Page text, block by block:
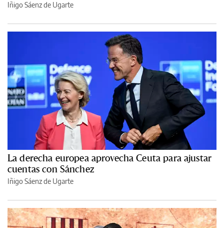
Iñigo Sáenz de Ugarte
La derecha europea aprovecha Ceuta para ajustar
cuentas con Sánchez
Iñigo Sáenz de Ugarte